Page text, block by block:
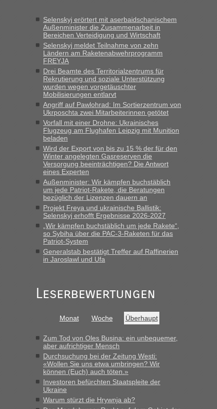
gebrauchter Kleidung beim Zoll
„Hallo Leute, ich weiß nicht, ob ich hier richtig bin mit meiner
Anfrage. Ich möchte 4 Umzugskartons mit gebrauchter
Straßen Kleidung bei der Einreise in die Ukraine
mitnehmen. Es ist gebrauchte Kleidung...“
Berichte und Reisetipps • Re: An welchem
Grenzübergang zwischen Polen und der Ukraine geht es am
schnellsten?
„Wir sind mit unserem Wohnmobil, wie geplant am Montag
15.6. in Krakovets rüber. Sehr zeitig los gegen 5 Uhr in der
Früh. Mit sehr sehr wenig Verkehr, super bis zur Grenze. Nur
8 PKW vor der Schranke....“
Berichte und Reisetipps • Re: An welchem
Grenzübergang zwischen Polen und der Ukraine geht es am
schnellsten?
„Gestern 6 Stunden warten vor der Grenze Richtung Polen
in Krakowez mit dem Kleinbus. Abfertigung ging dann
schnell da auch Passagiere mit EU-Pass dabei waren“
Bernd D-UAinBerichte und Reisetipps • Re: An welchem
Grenzübergang zwischen Polen und der Ukraine geht es am
schnellsten?
„Bin am Montag 15.6.26 um 8 Uhr in Urgyniw ausgereist,
Minuten wurde dann die nächste Welle...“
Berichte und Reisetipps • Re: An welchem
Grenzübergang zwischen Polen und der Ukraine geht es am
„Derzeit, ist es überall sehr voll an den Grenzen Ukraine/
Polen. Zb. Krakovets 100 PKW ca. 10 h Wartezeit. Wollen
Montag rüber, versuchen es sehr früh.“
Selenskyj erörtert mit aserbaidschanischem
Außenminister die Zusammenarbeit in
Bereichen Verteidigung und Wirtschaft
Selenskyj meldet Teilnahme von zehn
Ländern am Raketenabwehrprogramm
FREYJA
Drei Beamte des Territorialzentrums für
Rekrutierung und soziale Unterstützung
wurden wegen vorgetäuschter
Mobilisierungen entlarvt
Angriff auf Pawlohrad: Im Sortierzentrum von
Ukrposchta zwei Mitarbeiterinnen getötet
Vorfall mit einer Drohne: Ukrainisches
Flugzeug am Flughafen Leipzig mit Munition
beladen
Wird der Export von bis zu 15 % der für den
Winter angelegten Gasreserven die
Versorgung beeinträchtigen? Die Antwort
eines Experten
Außenminister: Wir kämpfen buchstäblich
um jede Patriot-Rakete, die Beratungen
bezüglich der Lizenzen dauern an
Projekt Freya und ukrainische Ballistik:
Selenskyj erhofft Ergebnisse 2026-2027
„Wir kämpfen buchstäblich um jede Rakete“,
so Sybiha über die PAC-3-Raketen für das
Patriot-System
Generalstab bestätigt Treffer auf Raffinerien
in Jaroslawl und Ufa
Leserbewertungen
Monat Woche Überhaupt
Zum Tod von Oles Busina: ein unbequemer,
aber aufrichtiger Mensch
Durchsuchung bei der Zeitung Westi:
«Wollen Sie uns etwa umbringen? Wir
können (Euch) auch töten.»
Investoren befürchten Staatspleite der
Ukraine
Warum stürzt die Hrywnja ab?